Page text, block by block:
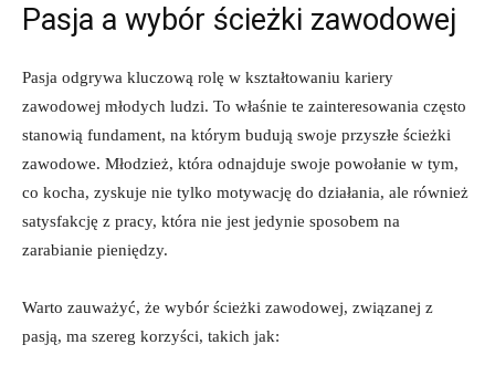
Pasja a wybór ścieżki zawodowej
Pasja odgrywa kluczową rolę w kształtowaniu ‍kariery
⁤zawodowej młodych ludzi. To ⁤właśnie te zainteresowania często
stanowią⁢ fundament,‌ na którym budują⁤ swoje przyszłe ścieżki
zawodowe. Młodzież, która odnajduje swoje powołanie ⁣w tym,‍
co⁣ kocha, zyskuje nie​ tylko⁢ motywację do⁢ działania, ale również
satysfakcję z pracy, która ⁣nie ‌jest jedynie​ sposobem na‌
zarabianie pieniędzy.
Warto zauważyć, ⁣że wybór ścieżki ⁣zawodowej, związanej z
pasją, ma szereg korzyści, takich jak: